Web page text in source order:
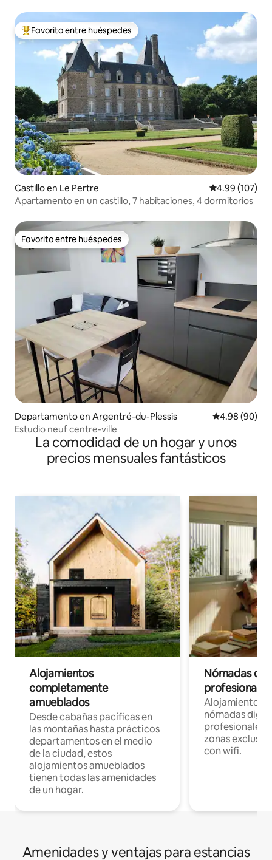
De los mejores en Favorito entre huéspedes
Favorito entre huéspedes
Castillo en Le Pertre Calificación
4.99 (107)
Apartamento en un castillo, 7 habitaciones, 4 dormitorios
Favorito entre huéspedes
Favorito entre huéspedes
Departamento en Argentré-du-Plessis Calificación
4.98 (90)
Estudio neuf centre-ville
La comodidad de un hogar y unos
precios mensuales fantásticos
Alojamientos
completamente
amueblados
Desde cabañas pacíficas en
las montañas hasta prácticos
departamentos en el medio
de la ciudad, estos
alojamientos amueblados
tienen todas las amenidades
de un hogar.
Nómadas
Alojamientos
nómadas
profesionales
zonas
con wifi.
Amenidades y ventajas para estancias